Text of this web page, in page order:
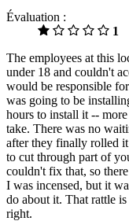
Évaluation :
1
The employees at this
under 18 and couldn't
would be responsible
was going to be
hours to install it --
take. There was no
after they finally rolled
to cut through part of
couldn't fix that, so
I was incensed, but it
do about it. That rattle
right.